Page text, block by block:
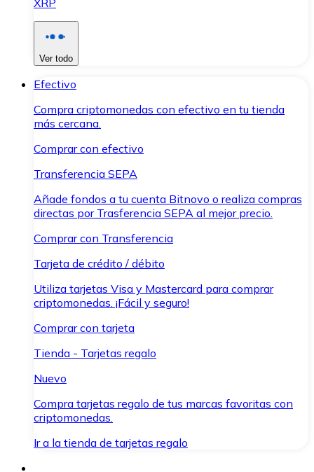
XRP
Ver todo
Efectivo
Compra criptomonedas con efectivo en tu tienda
más cercana.
Comprar con efectivo
Transferencia SEPA
Añade fondos a tu cuenta Bitnovo o realiza compras
directas por Trasferencia SEPA al mejor precio.
Comprar con Transferencia
Tarjeta de crédito / débito
Utiliza tarjetas Visa y Mastercard para comprar
criptomonedas. ¡Fácil y seguro!
Comprar con tarjeta
Tienda - Tarjetas regalo
Nuevo
Compra tarjetas regalo de tus marcas favoritas con
criptomonedas.
Ir a la tienda de tarjetas regalo